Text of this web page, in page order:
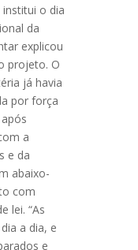
o dia
da
explicou
projeto. O
já havia
por força
a
e da
abaixo-
com
lei. “As
a dia, e
e